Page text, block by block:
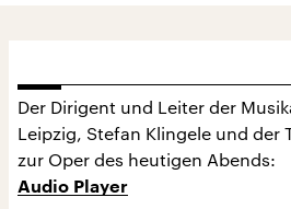
Der Dirigent und Leiter der
Leipzig, Stefan Klingele und der
zur Oper des heutigen Abends:
Audio Player